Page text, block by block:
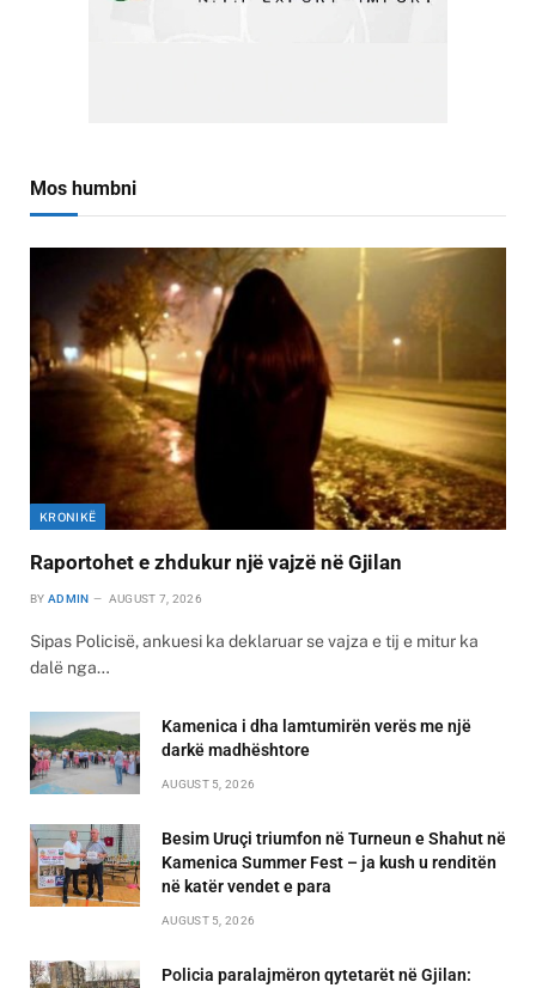
Mos humbni
KRONIKË
Raportohet e zhdukur një vajzë në Gjilan
BY ADMIN AUGUST 7, 2026
Sipas Policisë, ankuesi ka deklaruar se vajza e tij e mitur ka
dalë nga…
Kamenica i dha lamtumirën verës me një
darkë madhështore
AUGUST 5, 2026
Besim Uruçi triumfon në Turneun e Shahut në
Kamenica Summer Fest – ja kush u renditën
në katër vendet e para
AUGUST 5, 2026
Policia paralajmëron qytetarët në Gjilan: